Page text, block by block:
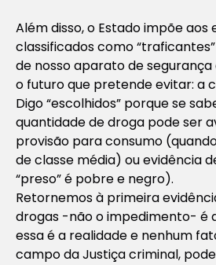
Além disso, o Estado impõe aos
classificados como
de nosso aparato de
o futuro que pretende evitar: a
Digo “escolhidos” porque se
quantidade de droga pode ser
provisão para consumo
de classe média) ou evidência
“preso” é pobre e negro).
Retornemos à primeira
drogas -não o impedimento- é
essa é a realidade e nenhum
campo da Justiça criminal,